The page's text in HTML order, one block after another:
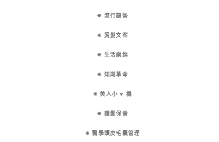
✵ 流行趨勢
✵ 燙髮文案
✵ 生活樂趣
✵ 知識革命
✵ 美人小 ♥ 機
✵ 護髮保養
✵ 醫學頭皮毛囊管理